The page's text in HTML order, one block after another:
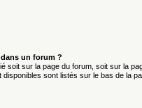
un forum ?
soit sur la page du forum, soit sur la
sont listés sur le bas de la